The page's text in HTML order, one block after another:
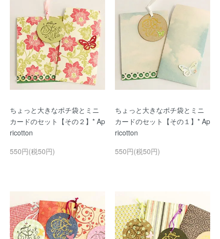
ちょっと大きなポチ袋とミニ
カードのセット【その２】* Ap
ricotton
550円(税50円)
ちょっと大きなポチ袋とミニ
カードのセット【その１】* Ap
ricotton
550円(税50円)